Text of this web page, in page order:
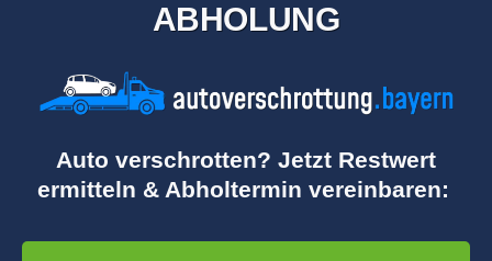
ABHOLUNG
Auto verschrotten? Jetzt Restwert
ermitteln & Abholtermin vereinbaren: